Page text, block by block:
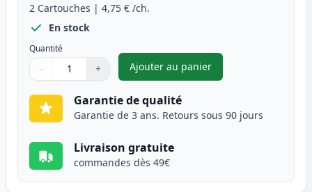
2 Cartouches | 4,75 € /ch.
En stock
Quantité
Quantité
Utilisez les boutons pour ajuster
− +
Quantité
Ajouter au panier
,Pack de 2 Canon CLI-526C
Garantie de qualité
Garantie de 3 ans. Retours sous 90 jours
Livraison gratuite
commandes dès 49€